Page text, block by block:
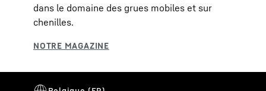
dans le domaine des grues mobiles et sur
chenilles.